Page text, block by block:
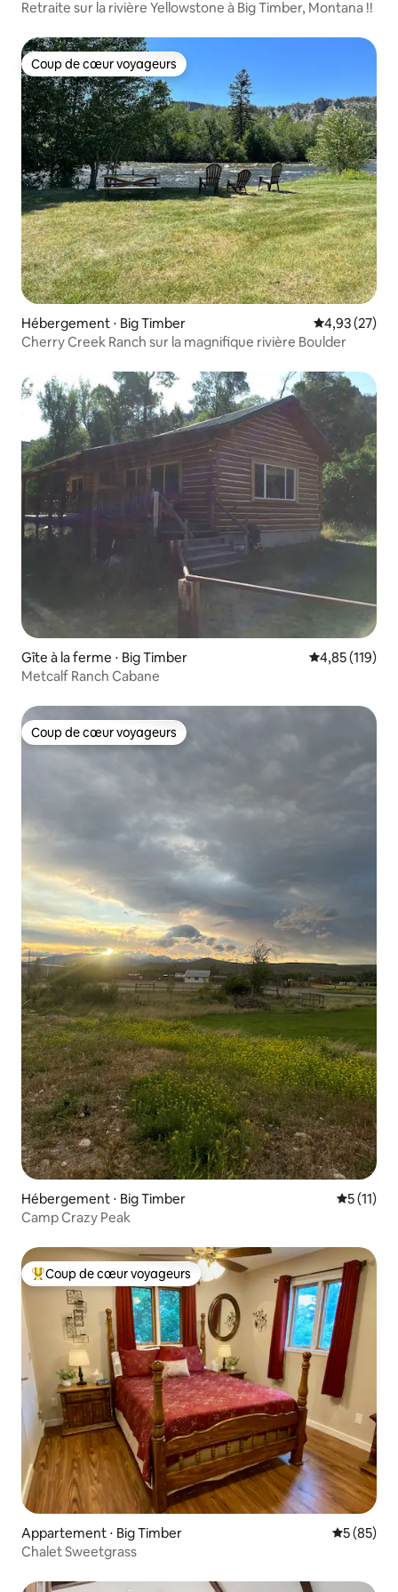
Retraite sur la rivière Yellowstone à Big Timber, Montana !!
Coup de cœur voyageurs
Coup de cœur voyageurs
Hébergement ⋅ Big Timber Évaluation
4,93 (27)
Cherry Creek Ranch sur la magnifique rivière Boulder
Gîte à la ferme ⋅ Big Timber Évaluation
4,85 (119)
Metcalf Ranch Cabane
Coup de cœur voyageurs
Coup de cœur voyageurs
Hébergement ⋅ Big Timber
5 (11)
Camp Crazy Peak
Coups de cœur voyageurs les plus appréciés
Coup de cœur voyageurs
Appartement ⋅ Big Timber
5 (85)
Chalet Sweetgrass